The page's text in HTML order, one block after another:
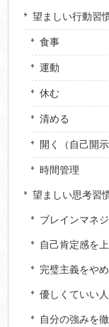
望ましい行動習
食事
運動
休む
清める
開く（自己開示
時間管理
望ましい思考習
ブレインマネ
自己肯定感を
完璧主義をや
優しくていい
自分の強みを